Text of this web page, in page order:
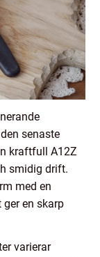
senaste
kraftfull A12Z
smidig drift.
med en
en skarp
varierar